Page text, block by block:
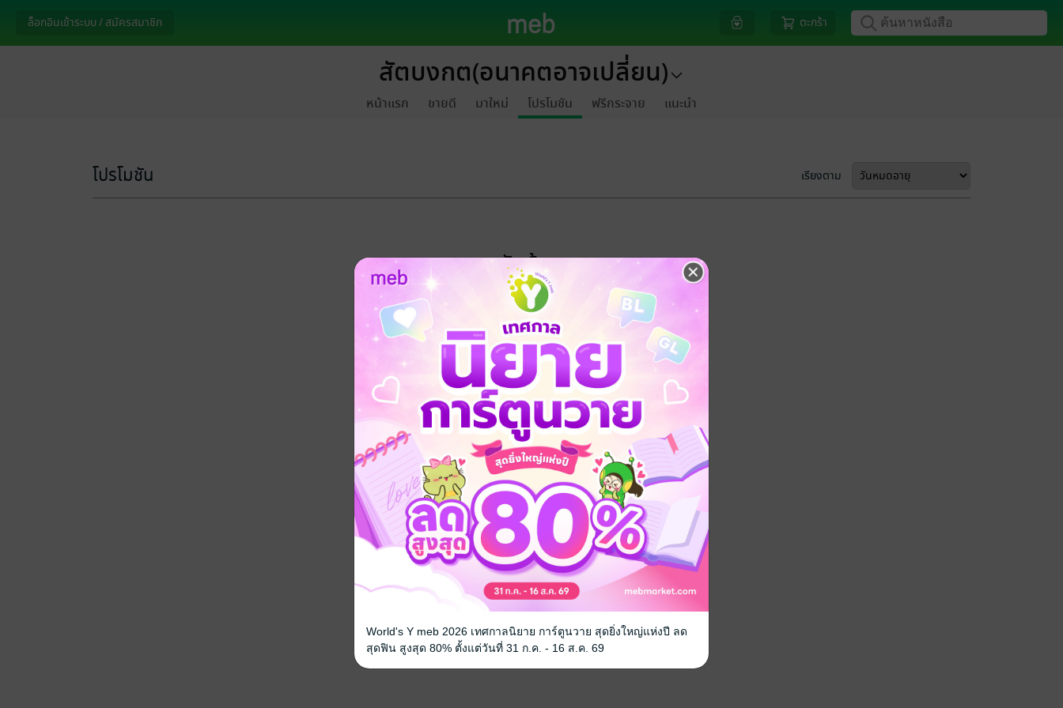
ล็อกอินเข้าระบบ / สมัครสมาชิก ตะกร้า
สัตบงกต(อนาคตอาจเปลี่ยน)
หน้าแรก ขายดี มาใหม่ โปรโมชัน ฟรีกระจาย แนะนำ
โปรโมชัน เรียงตาม
ขออภัยด้วยนะคะ
ไม่พบข้อมูลในหัวข้อที่คุณกำลังชมค่ะ
World's Y meb 2026 เทศกาลนิยาย การ์ตูนวาย สุดยิ่งใหญ่แห่งปี ลด
สุดฟิน สูงสุด 80% ตั้งแต่วันที่ 31 ก.ค. - 16 ส.ค. 69